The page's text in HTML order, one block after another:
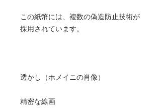
この紙幣には、複数の偽造防止技術が
採用されています。
透かし（ホメイニの肖像）
精密な線画